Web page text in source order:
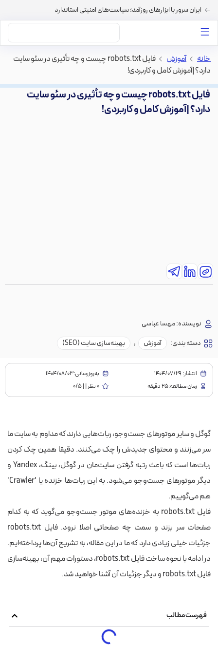
ایران سرور با ابزارهای روزآمد؛ سیاست‌های امنیتی استاندارد
خانه > آموزش >
فایل robots.txt چیست و چه تأثیری در سئو سایت
دارد؟ |آموزش کامل و کاربردی!
فایل robots.txt چیست و چه تأثیری در سئو سایت
دارد؟ |آموزش کامل و کاربردی!
نویسنده:مهسا عباسی
دسته بندی:
آموزش , بهینه‌سازی سایت (SEO)
انتشار: 1404/07/29
به‌روز‌رسانی:۱۴۰۴/۰۸/۰۳
زمان مطالعه:25 دقیقه
0 نظر | | 0/5
گوگل و سایر موتورهای جست‌وجو، ربات‌هایی دارند که مداوم به سایت‌ ما
سر می‌زنند و محتوای جدیدش را چک می‌کنند. دقیقا همین چک کردن
ربات‌ها است که باعث رتبه گرفتن سایت‌مان در گوگل، بینگ، Yandex و
دیگر موتورهای جست‌وجو می‌شود. به این ربات‌ها خزنده یا 'Crawler'
هم می‌گوییم.
فایل robots.txt به خزنده‌های موتور جست‌وجو می‌گوید که به کدام
صفحات سر بزند و سمت چه صفحاتی اصلا نرود. فایل robots.txt
جزئیات خیلی زیادی دارد که ما در این مقاله، به تشریح آن‌ها پرداخته‌ایم.
در ادامه با نحوه ساخت فایل robots.txt، دستورات مهم آن، بهینه‌سازی
فایل robots.txt و دیگر جزئیات آن آشنا خواهید شد.
فهرست مطالب